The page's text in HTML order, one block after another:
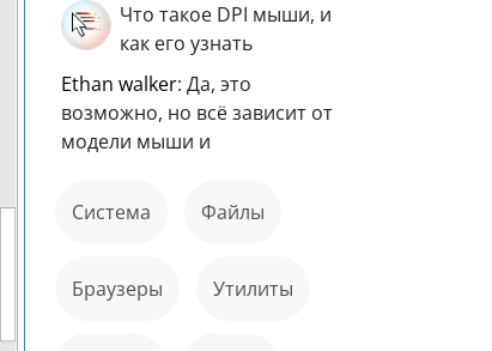
Что такое DPI мыши, и
как его узнать
ethan walker: Да, это
возможно, но всё зависит от
модели мыши и
Система файлы
Браузеры Утилиты